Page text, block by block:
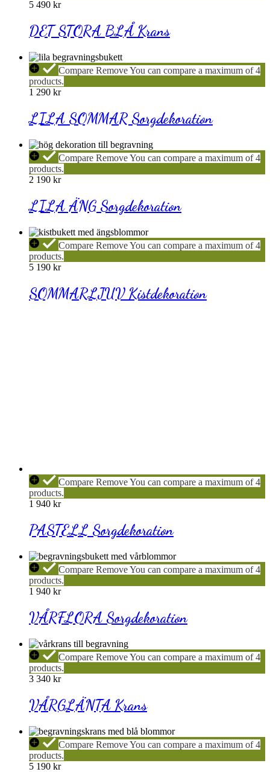
5 490 kr
DET STORA BLÅ Krans
LILA
SOMMAR
Sorgdekoration
CompareRemoveYou can compare a maximum of 4
products.
1 290 kr
LILA SOMMAR Sorgdekoration
LILA
ÄNG
Sorgdekoration
CompareRemoveYou can compare a maximum of 4
products.
2 190 kr
LILA ÄNG Sorgdekoration
SOMMARLJUV
Kistdekoration
CompareRemoveYou can compare a maximum of 4
products.
5 190 kr
SOMMARLJUV Kistdekoration
PASTELL
Sorgdekoration
CompareRemoveYou can compare a maximum of 4
products.
1 940 kr
PASTELL Sorgdekoration
VÅRFLORA
Sorgdekoration
CompareRemoveYou can compare a maximum of 4
products.
1 940 kr
VÅRFLORA Sorgdekoration
VÅRGLÄNTA
Krans
CompareRemoveYou can compare a maximum of 4
products.
3 340 kr
VÅRGLÄNTA Krans
VINTERBLÅ
Krans
CompareRemoveYou can compare a maximum of 4
products.
5 190 kr